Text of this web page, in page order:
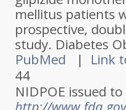
mellitus patients
prospective,
study. Diabetes
PubMed
| Link
44
NIDPOE issued